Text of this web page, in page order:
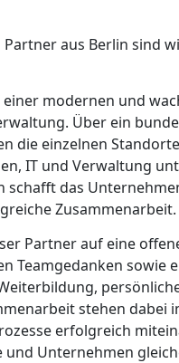
aus Berlin sind
einer modernen und
Über ein
die einzelnen
IT und Verwaltung
schafft das
Zusammenarbeit.
Partner auf eine
Teamgedanken sowie
stehen dabei
erfolgreich
Unternehmen